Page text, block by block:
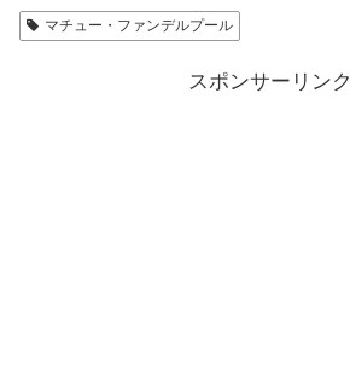
マチュー・ファンデルプール
スポンサーリンク